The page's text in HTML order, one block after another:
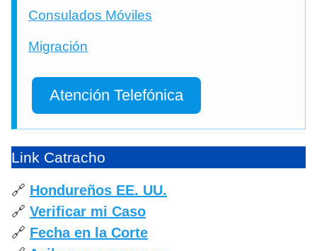
Consulados Móviles
Migración
Atención Telefónica
Link Catracho
🔗 Hondureños EE. UU.
🔗 Verificar mi Caso
🔗 Fecha en la Corte